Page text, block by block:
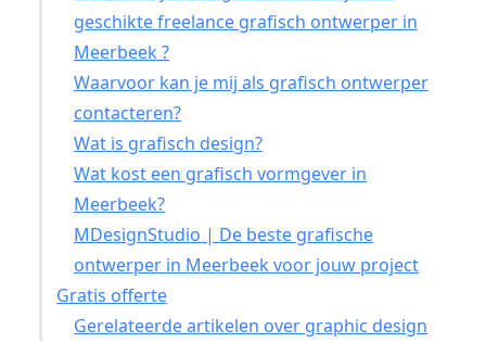
geschikte freelance grafisch ontwerper in
Meerbeek ?
Waarvoor kan je mij als grafisch ontwerper
contacteren?
Wat is grafisch design?
Wat kost een grafisch vormgever in
Meerbeek?
MDesignStudio | De beste grafische
ontwerper in Meerbeek voor jouw project
Gratis offerte
Gerelateerde artikelen over graphic design